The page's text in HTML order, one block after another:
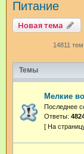
Питание
Новая тема
14811 тем
Темы
Мелкие
Последнее
Ответы: